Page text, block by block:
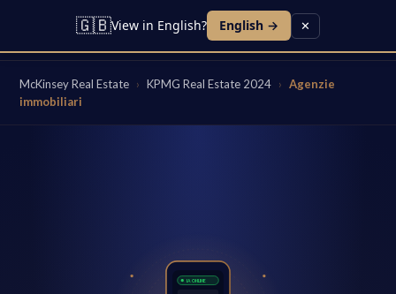
McKinsey Real Estate › KPMG Real Estate 2024 › Agenzie
immobiliari
IA ONLINE
🇬🇧View in English? English → ✕